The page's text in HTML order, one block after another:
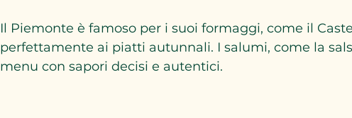
Il Piemonte è famoso per i suoi formaggi, come il
perfettamente ai piatti autunnali. I salumi, come la
menu con sapori decisi e autentici.